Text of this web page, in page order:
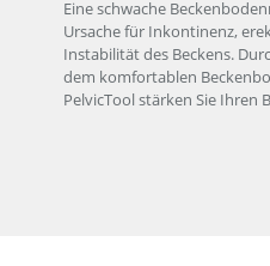
Eine schwache
Ursache für Inkontinenz,
Instabilität des Beckens.
dem komfortablen
PelvicTool stärken Sie Ihren